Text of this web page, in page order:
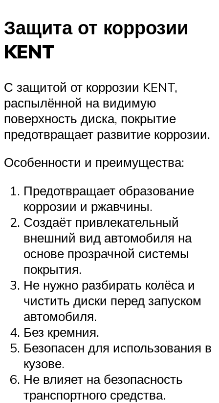
Защита от коррозии
KENT
С защитой от коррозии KENT,
распылённой на видимую
поверхность диска, покрытие
предотвращает развитие коррозии.
Особенности и преимущества:
Предотвращает образование
коррозии и ржавчины.
Создаёт привлекательный
внешний вид автомобиля на
основе прозрачной системы
покрытия.
Не нужно разбирать колёса и
чистить диски перед запуском
автомобиля.
Без кремния.
Безопасен для использования в
кузове.
Не влияет на безопасность
транспортного средства.